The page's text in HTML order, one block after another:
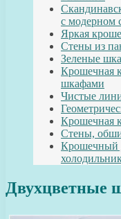
с модерном
Яркая
Стены из
Зеленые
Крошечная
шкафами
Чистые
Крошечная
Стены,
Крошечный
Двухцветные